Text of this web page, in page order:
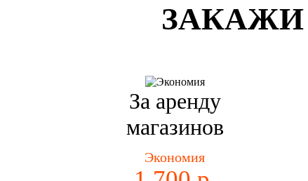
ЗАКАЖИ
За аренду
магазинов
Экономия